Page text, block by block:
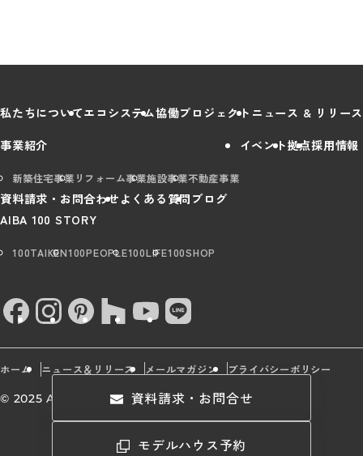
資料請求・お問合せ
モデルハウス予約
私たちについてエコシステム協働プロジェクト ニュース & リリース
事業紹介
新築住宅事業 リフォーム事業施設事業不動産事業
イベント拠点採用情報
資料請求・お問合わせ よくある質問 ブログ
AIBA 100 STORY
100TAIKEN100PEOPLE100LIFE100SHOP
ホーム ニュース＆リリース メールマガジン
プライバシーポリシー
© 2025 AIBA Group All rights Reserved.